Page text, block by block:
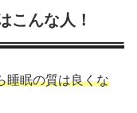
こんな人！
睡眠の質は良くな